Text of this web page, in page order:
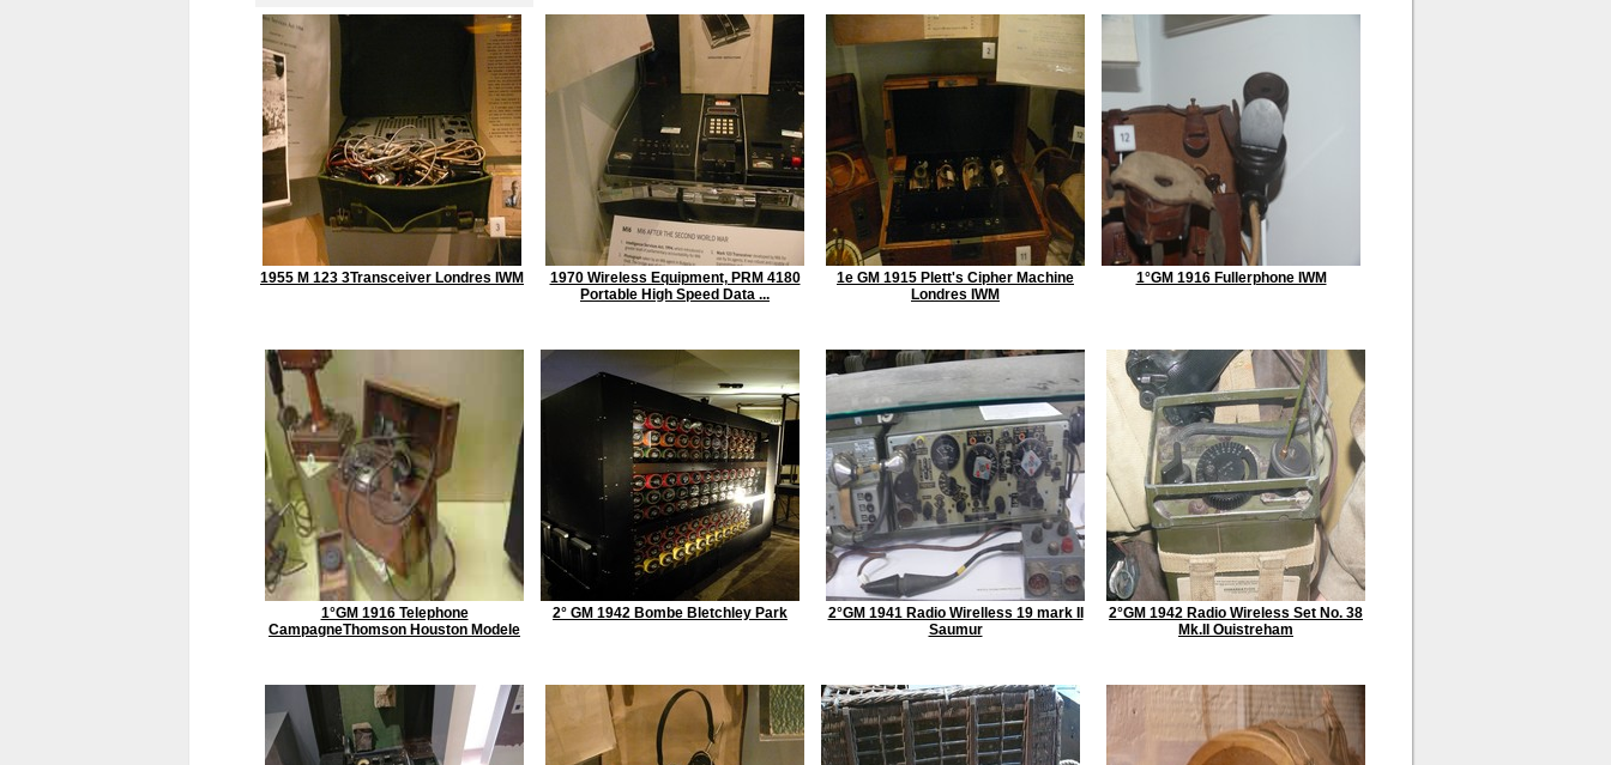
1955 M 123 3Transceiver Londres IWM
1970 Wireless Equipment, PRM 4180
Portable High Speed Data ...
1e GM 1915 Plett's Cipher Machine
Londres IWM
1°GM 1916 Fullerphone IWM
1°GM 1916 Telephone
CampagneThomson Houston Modele
2° GM 1942 Bombe Bletchley Park
2°GM 1941 Radio Wirelless 19 mark II
Saumur
2°GM 1942 Radio Wireless Set No. 38
Mk.II Ouistreham